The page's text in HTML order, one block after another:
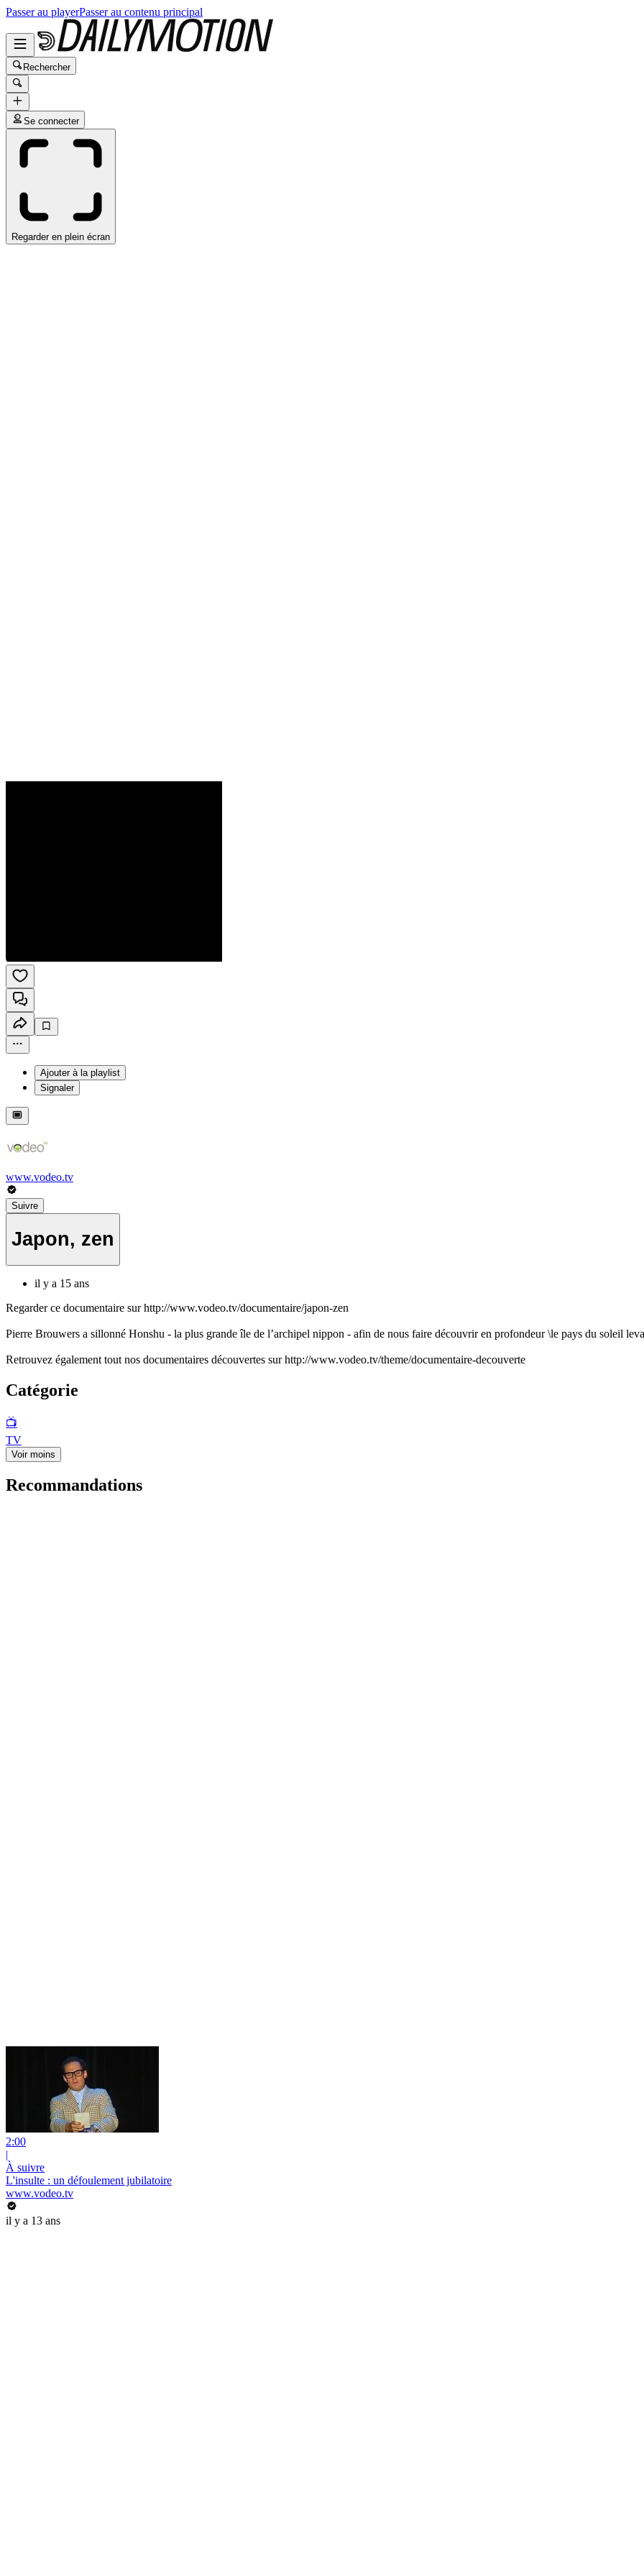
Passer au playerPasser au contenu principal
Rechercher
Se connecter
Regarder en plein écran
Ajouter à la playlist
Signaler
www.vodeo.tv
Suivre
Japon, zen
il y a 15 ans
Regarder ce documentaire sur http://www.vodeo.tv/documentaire/japon-zen
Pierre Brouwers a sillonné Honshu - la plus grande île de l’archipel nippon - afin de nous faire découvrir en profondeur \le pays du soleil
Retrouvez également tout nos documentaires découvertes sur http://www.vodeo.tv/theme/documentaire-decouverte
Catégorie
📺
TV
Voir moins
Recommandations
2:00
|
À suivre
L'insulte : un défoulement jubilatoire
www.vodeo.tv
il y a 13 ans